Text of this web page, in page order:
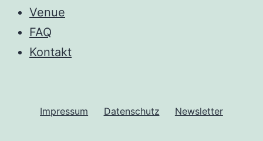
Venue
FAQ
Kontakt
Impressum Datenschutz Newsletter